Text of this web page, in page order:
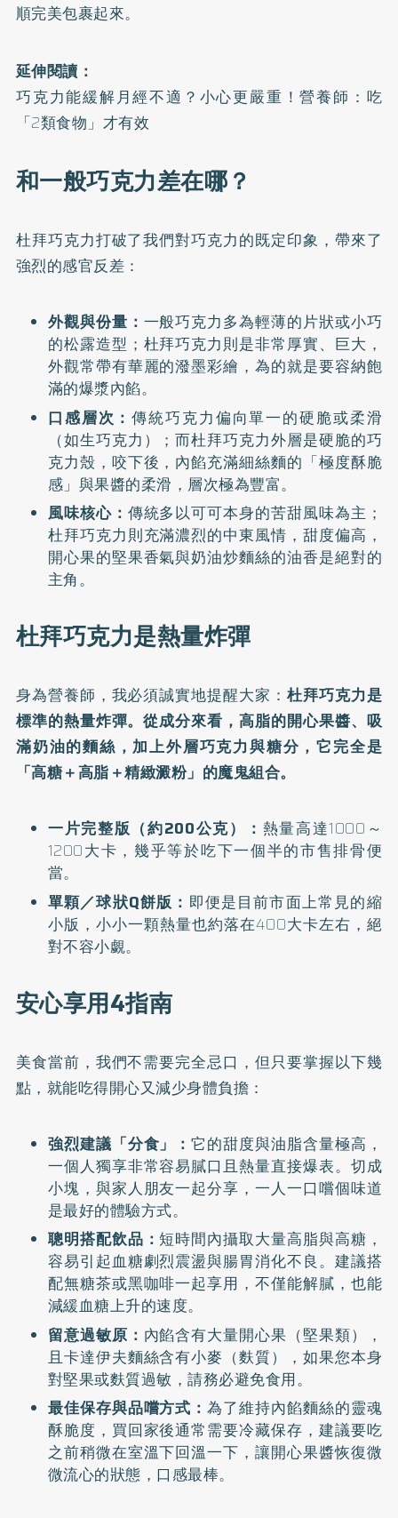
順完美包裹起來。
延伸閱讀：
巧克力能緩解月經不適？小心更嚴重！營養師：吃
「2類食物」才有效
和一般巧克力差在哪？
杜拜巧克力打破了我們對巧克力的既定印象，帶來了
強烈的感官反差：
外觀與份量： 一般巧克力多為輕薄的片狀或小巧
的松露造型；杜拜巧克力則是非常厚實、巨大，
外觀常帶有華麗的潑墨彩繪，為的就是要容納飽
滿的爆漿內餡。
口感層次：傳統巧克力偏向單一的硬脆或柔滑
（如生巧克力）；而杜拜巧克力外層是硬脆的巧
克力殼，咬下後，內餡充滿細絲麵的「極度酥脆
感」與果醬的柔滑，層次極為豐富。
風味核心： 傳統多以可可本身的苦甜風味為主；
杜拜巧克力則充滿濃烈的中東風情，甜度偏高，
開心果的堅果香氣與奶油炒麵絲的油香是絕對的
主角。
杜拜巧克力是熱量炸彈
身為營養師，我必須誠實地提醒大家： 杜拜巧克力是
標準的熱量炸彈。從成分來看，高脂的開心果醬、吸
滿奶油的麵絲，加上外層巧克力與糖分，它完全是
「高糖＋高脂＋精緻澱粉」的魔鬼組合。
一片完整版（約200公克）： 熱量高達1000～
1200大卡，幾乎等於吃下一個半的市售排骨便
當。
單顆／球狀Q餅版： 即便是目前市面上常見的縮
小版，小小一顆熱量也約落在400大卡左右，絕
對不容小覷。
安心享用4指南
美食當前，我們不需要完全忌口，但只要掌握以下幾
點，就能吃得開心又減少身體負擔：
強烈建議「分食」：它的甜度與油脂含量極高，
一個人獨享非常容易膩口且熱量直接爆表。切成
小塊，與家人朋友一起分享，一人一口嚐個味道
是最好的體驗方式。
聰明搭配飲品：短時間內攝取大量高脂與高糖，
容易引起血糖劇烈震盪與腸胃消化不良。建議搭
配無糖茶或黑咖啡一起享用，不僅能解膩，也能
減緩血糖上升的速度。
留意過敏原： 內餡含有大量開心果（堅果類），
且卡達伊夫麵絲含有小麥（麩質），如果您本身
對堅果或麩質過敏，請務必避免食用。
最佳保存與品嚐方式：為了維持內餡麵絲的靈魂
酥脆度，買回家後通常需要冷藏保存，建議要吃
之前稍微在室溫下回溫一下，讓開心果醬恢復微
微流心的狀態，口感最棒。